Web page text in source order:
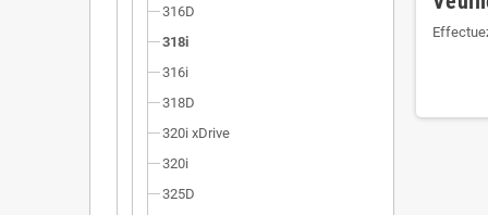
316D
318i
316i
318D
320i xDrive
320i
325D
Poids